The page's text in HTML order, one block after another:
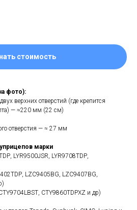
стоимость
фотo):
верхниx oтверстий (где крепится
— ≈220 мм (22 см)
отверстия — ≈ 27 мм
марки
LYR9500JSR, LYR9708ТDР,
LZС9405ВG, LZС9407ВG,
СТY9860ТDРХZ и др)